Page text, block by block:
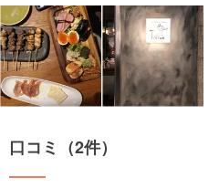
口コミ（2件）